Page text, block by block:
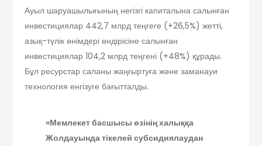
Ауыл шаруашылығының негізгі капиталына салынған
инвестициялар 442,7 млрд теңгеге (+26,5%) жетті,
азық-түлік өнімдері өндірісіне салынған
инвестициялар 104,2 млрд теңгені (+48%) құрады.
Бұл ресурстар саланы жаңғыртуға және заманауи
технология енгізуге бағытталды.
«Мемлекет басшысы өзінің халыққа
Жолдауында тікелей субсидиялаудан